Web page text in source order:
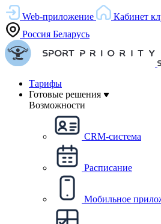
Web-приложение
Кабинет
Россия Беларусь
Тарифы
Готовые решения
Возможности
CRM-система
Расписание
Мобильное